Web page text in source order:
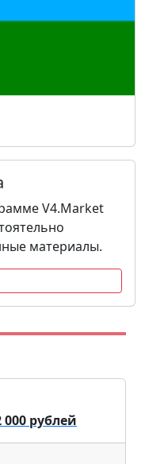
V4.Market
материалы.
рублей